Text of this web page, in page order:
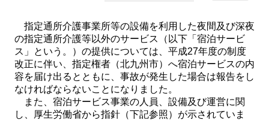
指定通所介護事業所等の設備を利用した夜間及び深夜
の指定通所介護等以外のサービス（以下「宿泊サービ
ス」という。）の提供については、平成27年度の制度
改正に伴い、指定権者（北九州市）へ宿泊サービスの内
容を届け出るとともに、事故が発生した場合は報告をし
なければならないことになりました。
また、宿泊サービス事業の人員、設備及び運営に関
し、厚生労働省から指針（下記参照）が示されていま